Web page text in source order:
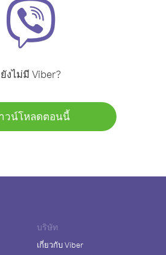
ยังไม่มี Viber?
วน์โหลดตอนนี้
บริษัท
เกี่ยวกับ Viber